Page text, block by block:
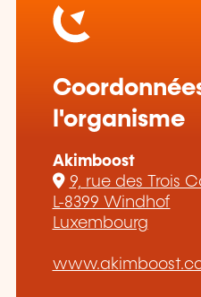
l'organisme
Akimboost
9, rue des Trois
L-8399 Windhof
Luxembourg